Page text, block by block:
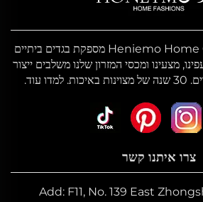
Heniemo Home Collection Co., Ltd מספקת בגדים ביתיים
מצעינו ומכסי המזרון שלנו משלבים ייצור
עוד.
צרו איתנו קשר
Add: F11, No. 139 East